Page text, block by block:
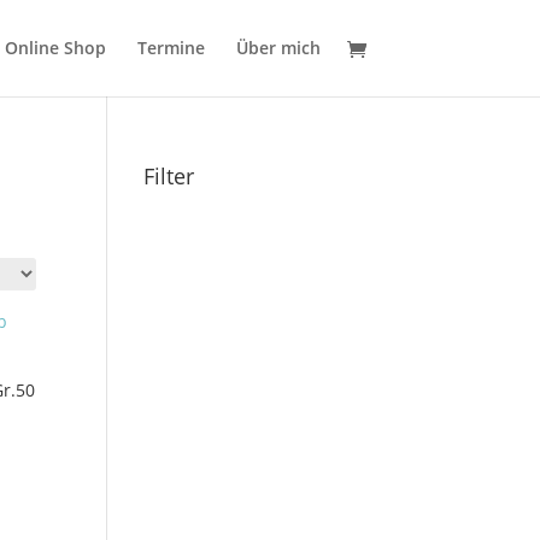
Online Shop Termine Über mich
Filter